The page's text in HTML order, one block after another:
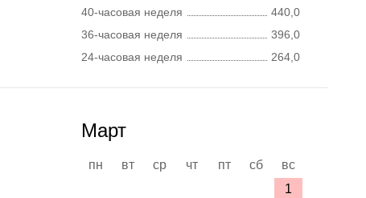
40-часовая неделя
440,0
36-часовая неделя
396,0
24-часовая неделя
264,0
Март
пн вт ср чт пт сб
вс
1